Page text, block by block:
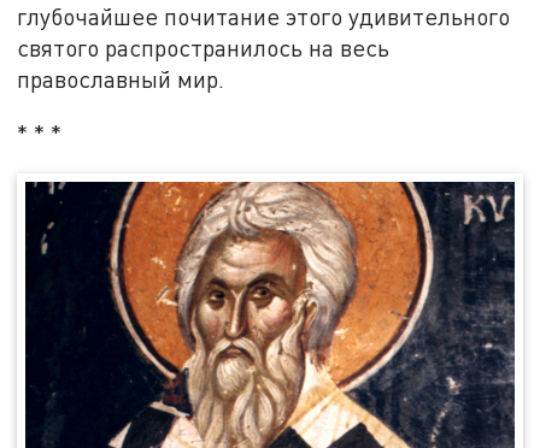
глубочайшее почитание этого удивительного
святого распространилось на весь
православный мир.
* * *